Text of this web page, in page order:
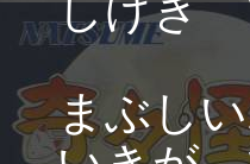
まぶし